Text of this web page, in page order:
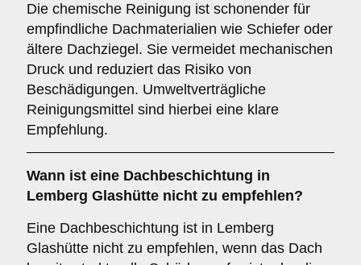
Die chemische Reinigung ist schonender für
empfindliche Dachmaterialien wie Schiefer oder
ältere Dachziegel. Sie vermeidet mechanischen
Druck und reduziert das Risiko von
Beschädigungen. Umweltverträgliche
Reinigungsmittel sind hierbei eine klare
Empfehlung.
Wann ist eine Dachbeschichtung in
Lemberg Glashütte nicht zu empfehlen?
Eine Dachbeschichtung ist in Lemberg
Glashütte nicht zu empfehlen, wenn das Dach